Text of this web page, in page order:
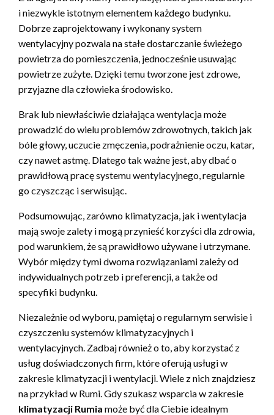
i niezwykle istotnym elementem każdego budynku.
Dobrze zaprojektowany i wykonany system
wentylacyjny pozwala na stałe dostarczanie świeżego
powietrza do pomieszczenia, jednocześnie usuwając
powietrze zużyte. Dzięki temu tworzone jest zdrowe,
przyjazne dla człowieka środowisko.
Brak lub niewłaściwie działająca wentylacja może
prowadzić do wielu problemów zdrowotnych, takich jak
bóle głowy, uczucie zmęczenia, podrażnienie oczu, katar,
czy nawet astmę. Dlatego tak ważne jest, aby dbać o
prawidłową pracę systemu wentylacyjnego, regularnie
go czyszcząc i serwisując.
Podsumowując, zarówno klimatyzacja, jak i wentylacja
mają swoje zalety i mogą przynieść korzyści dla zdrowia,
pod warunkiem, że są prawidłowo używane i utrzymane.
Wybór między tymi dwoma rozwiązaniami zależy od
indywidualnych potrzeb i preferencji, a także od
specyfiki budynku.
Niezależnie od wyboru, pamiętaj o regularnym serwisie i
czyszczeniu systemów klimatyzacyjnych i
wentylacyjnych. Zadbaj również o to, aby korzystać z
usług doświadczonych firm, które oferują usługi w
zakresie klimatyzacji i wentylacji. Wiele z nich znajdziesz
na przykład w Rumi. Gdy szukasz wsparcia w zakresie
klimatyzacji Rumia może być dla Ciebie idealnym